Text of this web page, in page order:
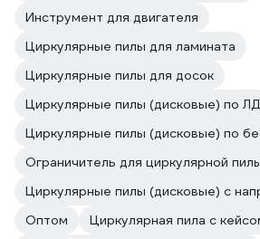
Инструмент для двигателя
Циркулярные пилы для ламината
Циркулярные пилы для досок
Циркулярные пилы (дисковые) по
Циркулярные пилы (дисковые) по
Ограничитель для циркулярной
Циркулярные пилы (дисковые) с
Оптом
Циркулярная пила с